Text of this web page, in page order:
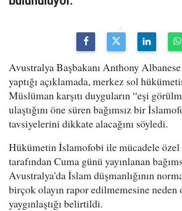
Avustralya Başbakanı Anthony
yaptığı açıklamada, merkez sol
Müslüman karşıtı duyguların “eşi
ulaştığını öne süren bağımsız bir
tavsiyelerini dikkate alacağını söyledi.
Hükümetin İslamofobi ile mücadele
tarafından Cuma günü yayınlanan
Avustralya'da İslam düşmanlığının
birçok olayın rapor edilmemesine neden
yaygınlaştığı belirtildi.